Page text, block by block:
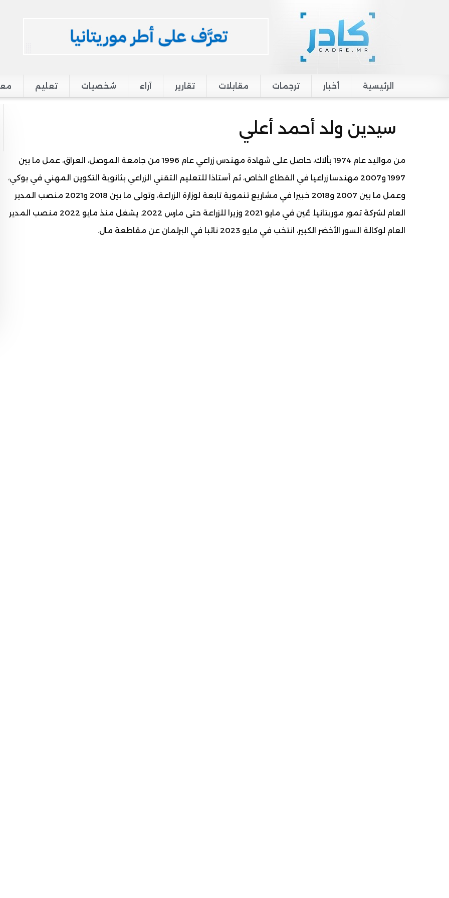
Main navigation
الرئيسية أخبار ترجمات مقابلات تقارير آراء شخصيات تعليم
سيدين ولد أحمد أعلي
من مواليد عام 1974 بألاك، حاصل على شهادة مهندس زراعي عام 1996 من جامعة الموصل، العراق، عمل ما بين
1997 و2007 مهندسا زراعيا في القطاع الخاص، ثم أستاذا للتعليم التقني الزراعي بثانوية التكوين المهني في بوكي،
وعمل ما بين 2007 و2018 خبيرا في مشاريع تنموية تابعة لوزارة الزراعة، وتولى ما بين 2018 و2021 منصب المدير
العام لشركة تمور موريتانيا. عُين في مايو 2021 وزيرا للزراعة حتى مارس 2022. يشغل منذ مايو 2022 منصب المدير
العام لوكالة السور الأخضر الكبير، انتخب في مايو 2023 نائبا في البرلمان عن مقاطعة مال.